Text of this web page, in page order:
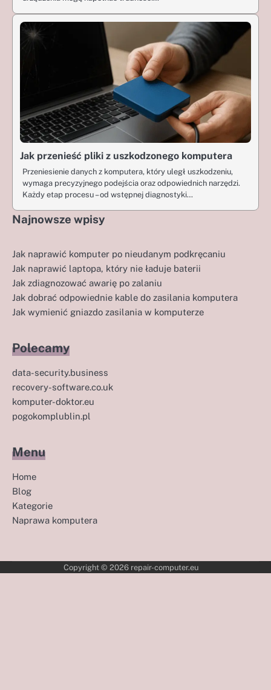
Jak przenieść pliki z uszkodzonego komputera
Przeniesienie danych z komputera, który uległ uszkodzeniu,
wymaga precyzyjnego podejścia oraz odpowiednich narzędzi.
Każdy etap procesu – od wstępnej diagnostyki…
Najnowsze wpisy
Jak naprawić komputer po nieudanym podkręcaniu
Jak naprawić laptopa, który nie ładuje baterii
Jak zdiagnozować awarię po zalaniu
Jak dobrać odpowiednie kable do zasilania komputera
Jak wymienić gniazdo zasilania w komputerze
Polecamy
data-security.business
recovery-software.co.uk
komputer-doktor.eu
pogokomplublin.pl
Menu
Home
Blog
Kategorie
Naprawa komputera
Copyright © 2026 repair-computer.eu